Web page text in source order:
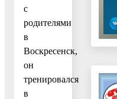
с
родителями
в
Воскресенск,
он
тренировался
в